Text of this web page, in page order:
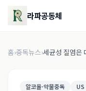
라파공동체
홈›중독뉴스›세균성 질염은
알코올·약물중독 US